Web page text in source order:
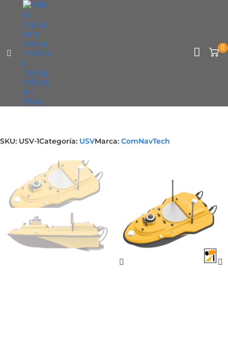
TIENDA ONLINE
ARRIENDOS
CONTACTO
SERVICIO TÉCNICO
SOPORTE
0
SKU: USV-1Categoría: USVMarca: ComNavTech